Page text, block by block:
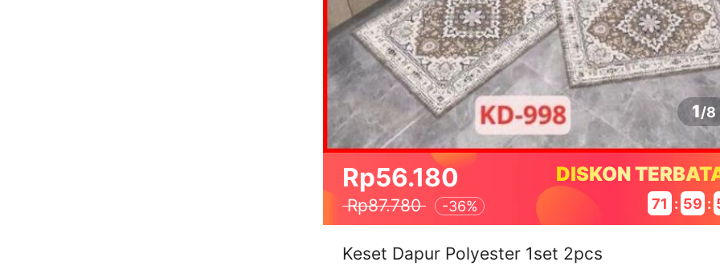
1/8
Rp56.180
Rp87.780 -36%
DISKON
71 : 59 :
Keset Dapur Polyester 1set 2pcs